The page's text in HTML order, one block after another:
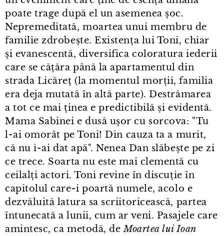
poate trage după el un asemenea șoc.
Nepremeditată, moartea unui membru de
familie zdrobește. Existența lui Toni, chiar
și evanescentă, diversifica coloratura iederii
care se cățăra până la apartamentul din
strada Licăreț (la momentul morții, familia
era deja mutată în altă parte). Destrămarea
a tot ce mai ținea e predictibilă și evidentă.
Mama Sabinei e dusă ușor cu sorcova: "Tu
l⁠-⁠ai omorât pe Toni! Din cauza ta a murit,
că nu i⁠-⁠ai dat apă". Nenea Dan slăbește pe zi
ce trece. Soarta nu este mai clementă cu
ceilalți actori. Toni revine în discuție în
capitolul care⁠-⁠i poartă numele, acolo e
dezvăluită latura sa scriitoricească, partea
întunecată a lunii, cum ar veni. Pasajele care
amintesc, ca metodă, deMoartea lui Ioan